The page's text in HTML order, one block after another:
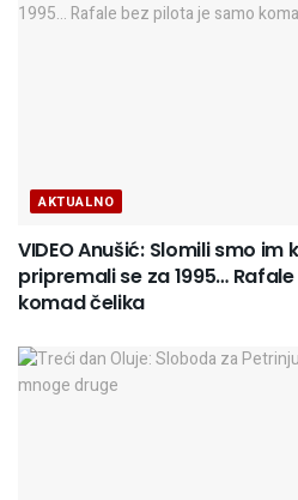
AKTUALNO
VIDEO Anušić: Slomili smo im
pripremali se za 1995…
komad čelika